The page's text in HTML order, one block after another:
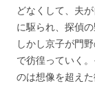
どなくして、夫
に駆られ、探偵
しかし京子が門
で彷徨っていく
のは想像を超えた